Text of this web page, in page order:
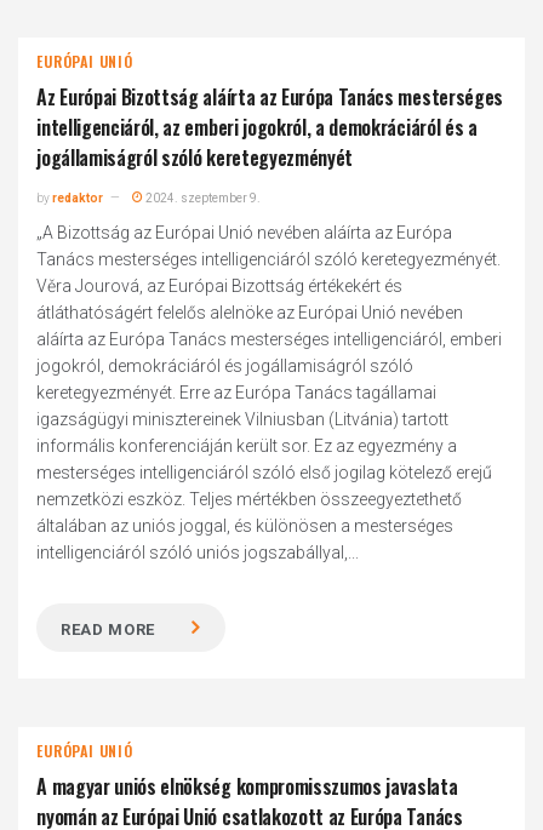
EURÓPAI UNIÓ
Az Európai Bizottság aláírta az Európa Tanács mesterséges
intelligenciáról, az emberi jogokról, a demokráciáról és a
jogállamiságról szóló keretegyezményét
byredaktor 2024. szeptember 9.
„A Bizottság az Európai Unió nevében aláírta az Európa
Tanács mesterséges intelligenciáról szóló keretegyezményét.
Věra Jourová, az Európai Bizottság értékekért és
átláthatóságért felelős alelnöke az Európai Unió nevében
aláírta az Európa Tanács mesterséges intelligenciáról, emberi
jogokról, demokráciáról és jogállamiságról szóló
keretegyezményét. Erre az Európa Tanács tagállamai
igazságügyi minisztereinek Vilniusban (Litvánia) tartott
informális konferenciáján került sor. Ez az egyezmény a
mesterséges intelligenciáról szóló első jogilag kötelező erejű
nemzetközi eszköz. Teljes mértékben összeegyeztethető
általában az uniós joggal, és különösen a mesterséges
intelligenciáról szóló uniós jogszabállyal,...
READ MORE
EURÓPAI UNIÓ
A magyar uniós elnökség kompromisszumos javaslata
nyomán az Európai Unió csatlakozott az Európa Tanács